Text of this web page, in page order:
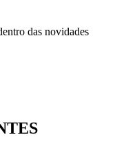
das novidades